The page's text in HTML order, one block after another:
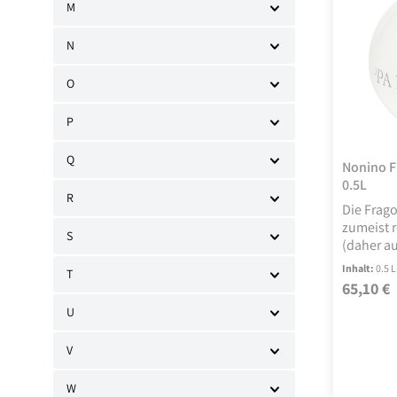
M
N
O
P
Q
R
S
T
U
V
W
Nonino
0.5L
Die
zumeist
(daher
Trester
und
Inhalt:0.5
Regulärer
65,10 €